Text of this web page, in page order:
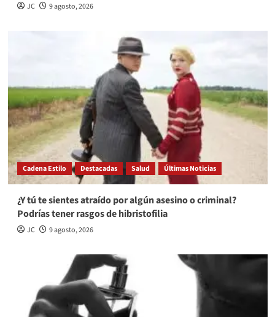
JC 9 agosto, 2026
Cadena Estilo Destacadas Salud Últimas Noticias
¿Y tú te sientes atraído por algún asesino o criminal?
Podrías tener rasgos de hibristofilia
JC 9 agosto, 2026